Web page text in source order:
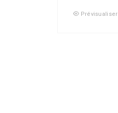
Prévisualiser